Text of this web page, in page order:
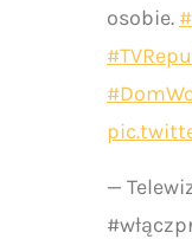
osobie.
—